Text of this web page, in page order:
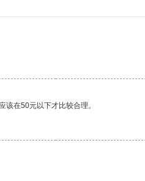
在50元以下才比较合理。